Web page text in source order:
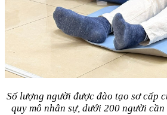
Số lượng người được đào tạo sơ cấp
quy mô nhân sự, dưới 200 người